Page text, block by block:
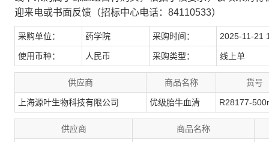
迎来电或书面反馈（招标中心电话：84110533）
采购单位： 药学院 采购时间： 2025-11-21
使用币种： 人民币 采购类型： 线上单
供应商 商品名称 货号
上海源叶生物科技有限公司 优级胎牛血清 R28177-
供应商 商品名称